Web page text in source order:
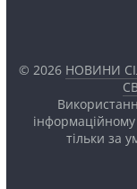
© 2026 НОВИНИ
тільки за